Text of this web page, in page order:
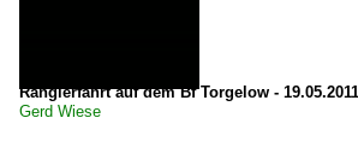
Rangierfahrt auf dem Bf Torgelow - 19.05.2011
Gerd Wiese